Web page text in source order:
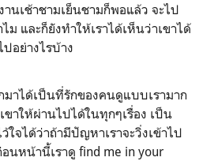
นเช้าชามเย็นชามก็พอแล้ว จะไป
และก็ยังทำให้เราได้เห็นว่าเขาได้
อย่างไรบ้าง
าได้เป็นที่รักของคนดูแบบเรามาก
ขาให้ผ่านไปได้ในทุกๆเรื่อง เป็น
จได้ว่าถ้ามีปัญหาเราจะวิ่งเข้าไป
อนหน้านี้เราดู find me in your